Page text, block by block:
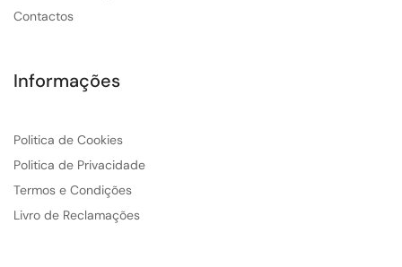
Contactos
Informações
Politica de Cookies
Politica de Privacidade
Termos e Condições
Livro de Reclamações